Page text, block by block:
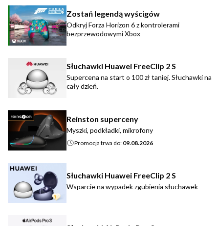
Zostań legendą wyścigów
Odkryj Forza Horizon 6 z kontrolerami
bezprzewodowymi Xbox
Słuchawki Huawei FreeClip 2 S
Supercena na start o 100 zł taniej. Słuchawki na
cały dzień.
Reinston superceny
Myszki, podkładki, mikrofony
Promocja trwa do: 09.08.2026
Słuchawki Huawei FreeClip 2 S
Wsparcie na wypadek zgubienia słuchawek